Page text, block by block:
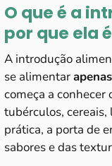
O que é a
por que ela
A introdução
se alimentarapenas
começa a
tubérculos, cereais,
prática, a porta de
sabores e das